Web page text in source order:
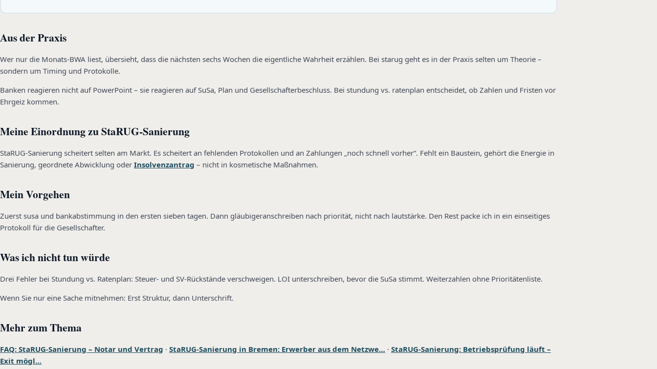
Aus der Praxis
Wer nur die Monats-BWA liest, übersieht, dass die nächsten sechs Wochen die eigentliche Wahrheit erzählen. Bei starug geht es in der Praxis selten um Theorie –
sondern um Timing und Protokolle.
Banken reagieren nicht auf PowerPoint – sie reagieren auf SuSa, Plan und Gesellschafterbeschluss. Bei stundung vs. ratenplan entscheidet, ob Zahlen und Fristen vor
Ehrgeiz kommen.
Meine Einordnung zu StaRUG-Sanierung
StaRUG-Sanierung scheitert selten am Markt. Es scheitert an fehlenden Protokollen und an Zahlungen „noch schnell vorher“. Fehlt ein Baustein, gehört die Energie in
Sanierung, geordnete Abwicklung oder Insolvenzantrag – nicht in kosmetische Maßnahmen.
Mein Vorgehen
Zuerst susa und bankabstimmung in den ersten sieben tagen. Dann gläubigeranschreiben nach priorität, nicht nach lautstärke. Den Rest packe ich in ein einseitiges
Protokoll für die Gesellschafter.
Was ich nicht tun würde
Drei Fehler bei Stundung vs. Ratenplan: Steuer- und SV-Rückstände verschweigen. LOI unterschreiben, bevor die SuSa stimmt. Weiterzahlen ohne Prioritätenliste.
Wenn Sie nur eine Sache mitnehmen: Erst Struktur, dann Unterschrift.
Mehr zum Thema
FAQ: StaRUG-Sanierung – Notar und Vertrag · StaRUG-Sanierung in Bremen: Erwerber aus dem Netzwe… · StaRUG-Sanierung: Betriebsprüfung läuft –
Exit mögl…